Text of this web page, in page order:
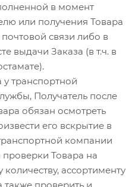
в момент
или получения Товара
связи либо в
выдачи Заказа (в т.ч. в
транспортной
Получатель после
обязан осмотреть
его вскрытие в
компании
Товара на
ассортименту